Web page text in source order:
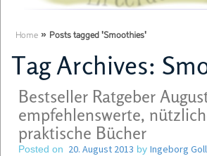
Home » Posts tagged 'Smoothies'
Tag Archives:
Bestseller Ratgeber
empfehlenswerte,
praktische Bücher
Posted on 20. August 2013 by Ingeborg